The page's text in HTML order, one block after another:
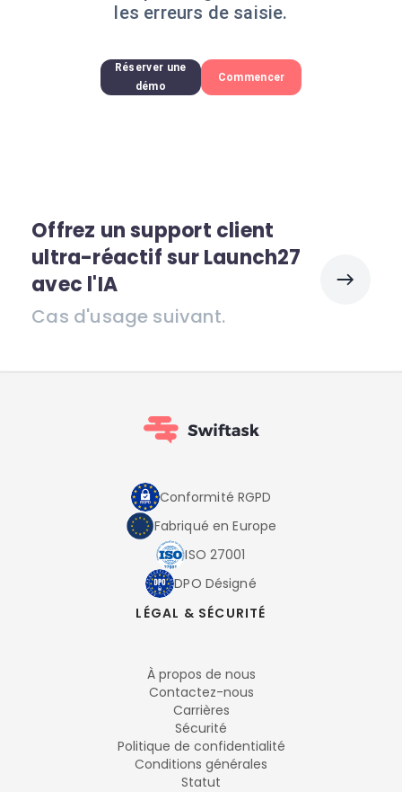
les erreurs de saisie.
Réserver une
démo
Commencer
Offrez un support client
ultra-réactif sur Launch27
avec l'IA
Cas d'usage suivant.
Conformité RGPD
Fabriqué en Europe
ISO 27001
DPO Désigné
LÉGAL & SÉCURITÉ
À propos de nous
Contactez-nous
Carrières
Sécurité
Politique de confidentialité
Conditions générales
Statut